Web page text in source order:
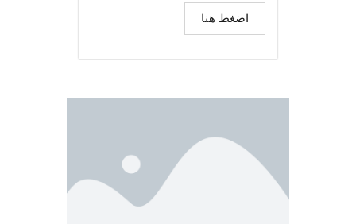
اضغط هنا